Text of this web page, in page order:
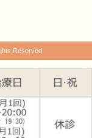
Reserved.